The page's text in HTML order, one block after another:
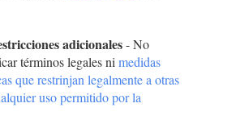
adicionales- No
términos legales nimedidas
que restrinjan legalmente a otras
uso permitido por la